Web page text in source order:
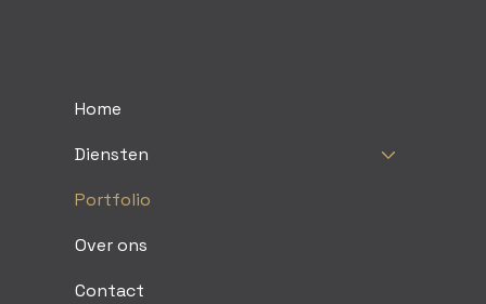
Home
Diensten
Portfolio
Over ons
Contact